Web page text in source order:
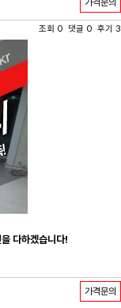
가격문의
조회 0 댓글 0 후기 3
다하겠습니다!
가격문의